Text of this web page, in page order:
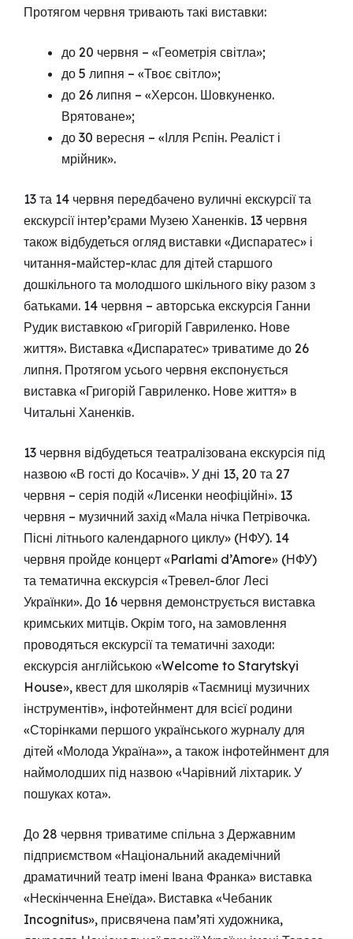
Протягом червня тривають такі виставки:
до 20 червня – «Геометрія світла»;
до 5 липня – «Твоє світло»;
до 26 липня – «Херсон. Шовкуненко.
Врятоване»;
до 30 вересня – «Ілля Рєпін. Реаліст і
мрійник».
13 та 14 червня передбачено вуличні екскурсії та
екскурсії інтер’єрами Музею Ханенків. 13 червня
також відбудеться огляд виставки «Диспаратес» і
читання-майстер-клас для дітей старшого
дошкільного та молодшого шкільного віку разом з
батьками. 14 червня – авторська екскурсія Ганни
Рудик виставкою «Григорій Гавриленко. Нове
життя». Виставка «Диспаратес» триватиме до 26
липня. Протягом усього червня експонується
виставка «Григорій Гавриленко. Нове життя» в
Читальні Ханенків.
13 червня відбудеться театралізована екскурсія під
назвою «В гості до Косачів». У дні 13, 20 та 27
червня – серія подій «Лисенки неофіційні». 13
червня – музичний захід «Мала нічка Петрівочка.
Пісні літнього календарного циклу» (НФУ). 14
червня пройде концерт «Parlami d’Amore» (НФУ)
та тематична екскурсія «Тревел-блог Лесі
Українки». До 16 червня демонструється виставка
кримських митців. Окрім того, на замовлення
проводяться екскурсії та тематичні заходи:
екскурсія англійською «Welcome to Starytskyi
House», квест для школярів «Таємниці музичних
інструментів», інфотейнмент для всієї родини
«Сторінками першого українського журналу для
дітей «Молода Україна»», а також інфотейнмент для
наймолодших під назвою «Чарівний ліхтарик. У
пошуках кота».
До 28 червня триватиме спільна з Державним
підприємством «Національний академічний
драматичний театр імені Івана Франка» виставка
«Нескінченна Енеїда». Виставка «Чебаник
Incognitus», присвячена пам’яті художника,